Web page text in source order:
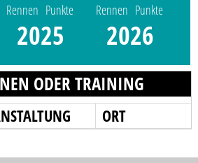
Rennen Punkte
2025
Rennen Punkte
2026
ODER TRAINING
ORT